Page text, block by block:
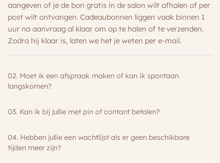
02. Moet ik een afspraak maken of kan ik spontaan
langskomen?
03. Kan ik bij jullie met pin of contant betalen?
04. Hebben jullie een wachtlijst als er geen beschikbare
tijden meer zijn?
aangeven of je de bon gratis in de salon wilt afhalen of per
post wilt ontvangen. Cadeaubonnen liggen vaak binnen 1
uur na aanvraag al klaar om op te halen of te verzenden.
Zodra hij klaar is, laten we het je weten per e-mail.